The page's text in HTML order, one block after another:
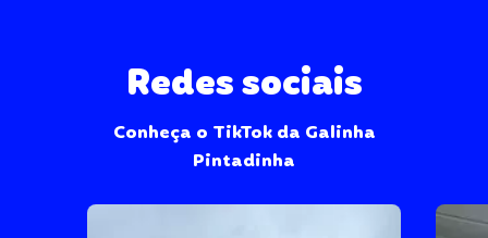
Redes sociais
Conheça o TikTok da Galinha
Pintadinha